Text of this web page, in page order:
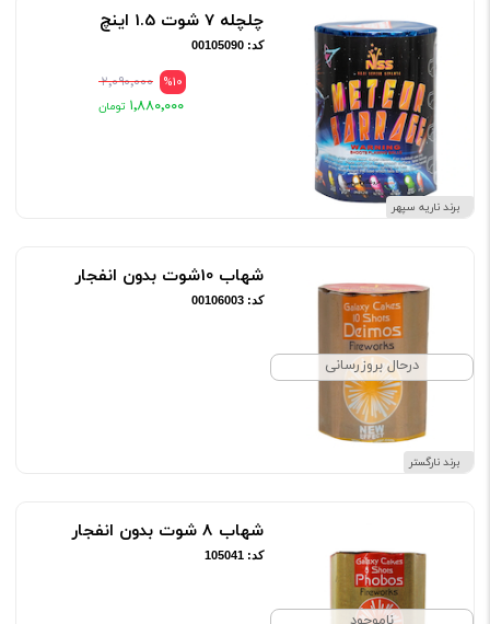
برند ناریه سپهر
چلچله 7 شوت 1.5 اینچ
کد: 00105090
%10 ۲٬۰۹۰٬۰۰۰
۱٬۸۸۰٬۰۰۰
درحال بروزرسانی
برند نارگستر
شهاب 10شوت بدون انفجار
کد: 00106003
شهاب 8 شوت بدون انفجار
کد: 105041